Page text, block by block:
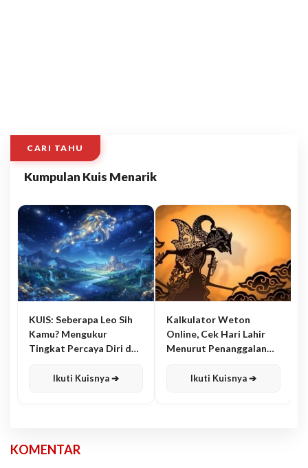
CARI TAHU
Kumpulan Kuis Menarik
KUIS: Seberapa Leo Sih
Kamu? Mengukur
Tingkat Percaya Diri dan
Ikuti Kuisnya ➔
Kalkulator Weton
Online, Cek Hari Lahir
Menurut Penanggalan
Ikuti Kuisnya ➔
KOMENTAR